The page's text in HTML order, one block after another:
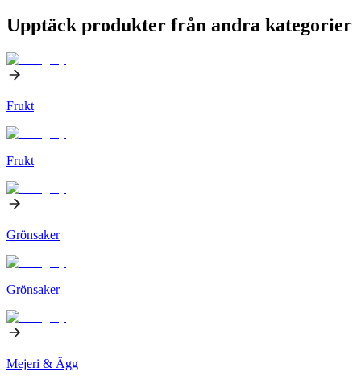
Upptäck produkter från andra kategorier
Frukt
Frukt
Grönsaker
Grönsaker
Mejeri & Ägg